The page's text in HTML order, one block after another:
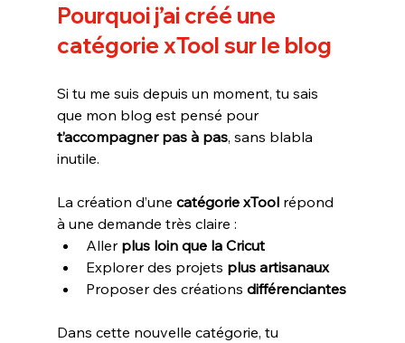
Pourquoi j’ai créé une
catégorie xTool sur le blog
Si tu me suis depuis un moment, tu sais
que mon blog est pensé pour
t’accompagner pas à pas, sans blabla
inutile.
La création d’une catégorie xTool répond
à une demande très claire :
Aller plus loin que la Cricut
Explorer des projets plus artisanaux
Proposer des créations différenciantes
Dans cette nouvelle catégorie, tu